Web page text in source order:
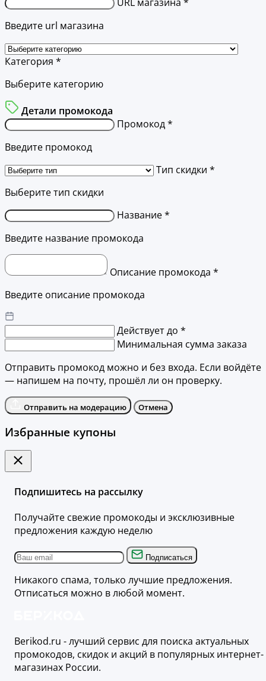
Введите url магазина
Категория *
Выберите категорию
Детали промокода
Промокод *
Введите промокод
Тип скидки *
Выберите тип скидки
Название *
Введите название промокода
Описание промокода *
Введите описание промокода
Действует до *
Минимальная сумма заказа
Отправить промокод можно и без входа. Если войдёте
— напишем на почту, прошёл ли он проверку.
Отправить на модерацию Отмена
Избранные купоны
Подпишитесь на рассылку
Получайте свежие промокоды и эксклюзивные
предложения каждую неделю
Подписаться
Никакого спама, только лучшие предложения.
Отписаться можно в любой момент.
Berikod.ru - лучший сервис для поиска актуальных
промокодов, скидок и акций в популярных интернет-
магазинах России.